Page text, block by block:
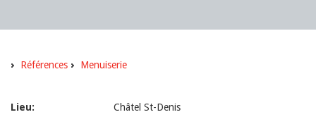
Références Menuiserie
Lieu: Châtel St-Denis